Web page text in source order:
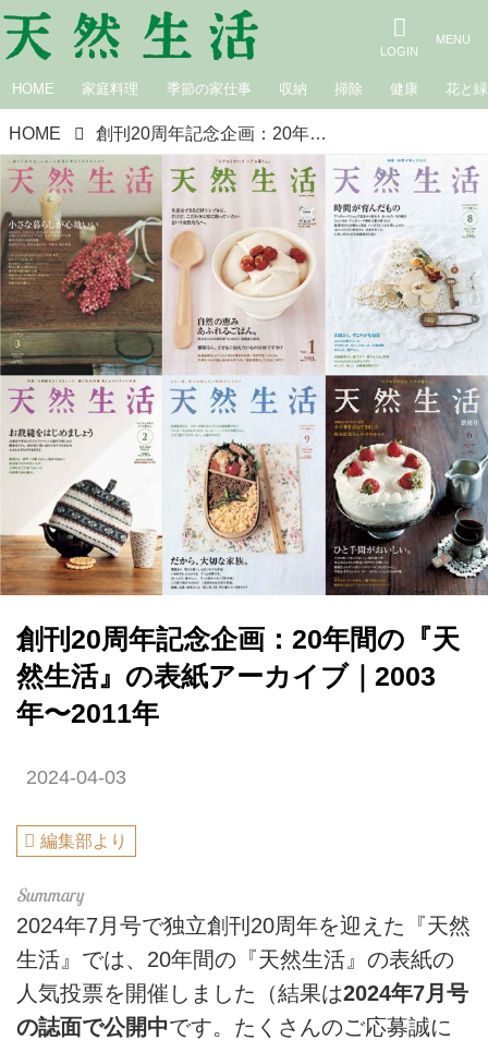
HOME 家庭料理 季節の家仕事 収納 掃除 健康 花と緑
HOME 創刊20周年記念企画：20年間の『天然生活』の表紙アーカイブ｜2003年〜2011年
創刊20周年記念企画：20年間の『天
然生活』の表紙アーカイブ｜2003
年〜2011年
2024-04-03
編集部より
2024年7月号で独立創刊20周年を迎えた『天然
生活』では、20年間の『天然生活』の表紙の
人気投票を開催しました（結果は2024年7月号
の誌面で公開中です。たくさんのご応募誠に